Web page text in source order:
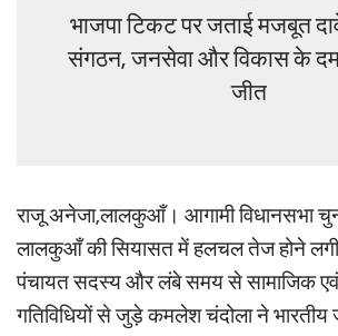
भाजपा टिकट पर जताई मजबूत
संगठन, जनसेवा और विकास के दम
जीत
राजू अनेजा,लालकुआँ। आगामी विधानसभा
लालकुआँ की सियासत में हलचल तेज होने लगी
पंचायत सदस्य और लंबे समय से सामाजिक
गतिविधियों से जुड़े कमलेश चंदोला ने भारतीय